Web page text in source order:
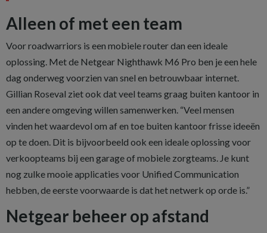
Alleen of met een team
Voor roadwarriors is een mobiele router dan een ideale
oplossing. Met de Netgear Nighthawk M6 Pro ben je een hele
dag onderweg voorzien van snel en betrouwbaar internet.
Gillian Roseval ziet ook dat veel teams graag buiten kantoor in
een andere omgeving willen samenwerken. “Veel mensen
vinden het waardevol om af en toe buiten kantoor frisse ideeën
op te doen. Dit is bijvoorbeeld ook een ideale oplossing voor
verkoopteams bij een garage of mobiele zorgteams. Je kunt
nog zulke mooie applicaties voor Unified Communication
hebben, de eerste voorwaarde is dat het netwerk op orde is.”
Netgear beheer op afstand